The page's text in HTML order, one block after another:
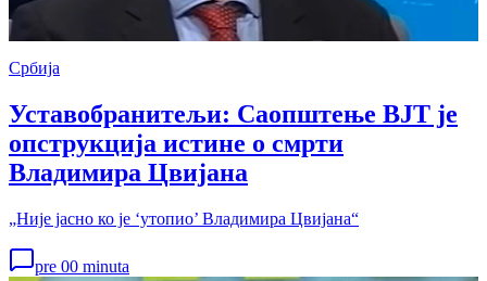
Србија
Уставобранитељи: Саопштење ВЈТ је
опструкција истине о смрти
Владимира Цвијана
„Није јасно ко је ‘утопио’ Владимира Цвијана“
pre 00 minuta